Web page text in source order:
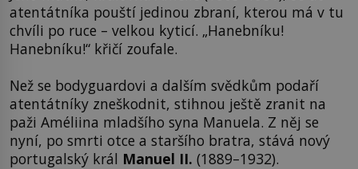
atentátníka pouští jedinou zbraní, kterou má v tu
chvíli po ruce – velkou kyticí. „Hanebníku!
Hanebníku!“ křičí zoufale.
Než se bodyguardovi a dalším svědkům podaří
atentátníky zneškodnit, stihnou ještě zranit na
paži Améliina mladšího syna Manuela. Z něj se
nyní, po smrti otce a staršího bratra, stává nový
portugalský král Manuel II. (1889–1932).